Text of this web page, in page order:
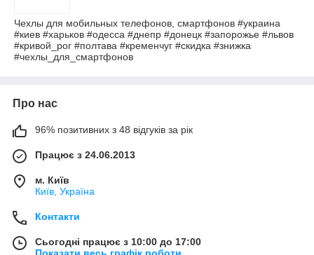
Чехлы для мобильных телефонов, смартфонов #украина
#киев #харьков #одесса #днепр #донецк #запорожье #львов
#кривой_рог #полтава #кременчуг #скидка #знижка
#чехлы_для_смартфонов
Про нас
96% позитивних з 48 відгуків за рік
Працює з 24.06.2013
м. Київ
Київ, Україна
Контакти
Сьогодні працює з 10:00 до 17:00
Показати весь графік роботи